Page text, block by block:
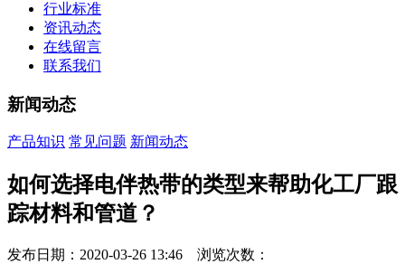
行业标准
资讯动态
在线留言
联系我们
新闻动态
产品知识 常见问题 新闻动态
如何选择电伴热带的类型来帮助化工厂跟
踪材料和管道？
发布日期：2020-03-26 13:46 浏览次数：